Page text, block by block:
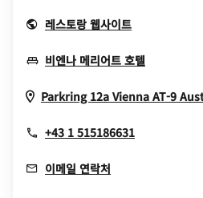
레스토랑 웹사이트Opens In
비엔나 메리어트 호텔Opens In
Parkring 12a Vienna AT-9
+43 1 515186631
이메일 연락처